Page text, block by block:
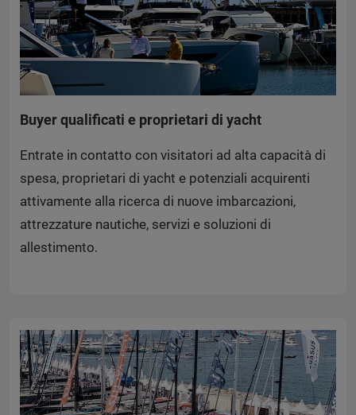
Buyer qualificati e proprietari di yacht
Entrate in contatto con visitatori ad alta capacità di
spesa, proprietari di yacht e potenziali acquirenti
attivamente alla ricerca di nuove imbarcazioni,
attrezzature nautiche, servizi e soluzioni di
allestimento.